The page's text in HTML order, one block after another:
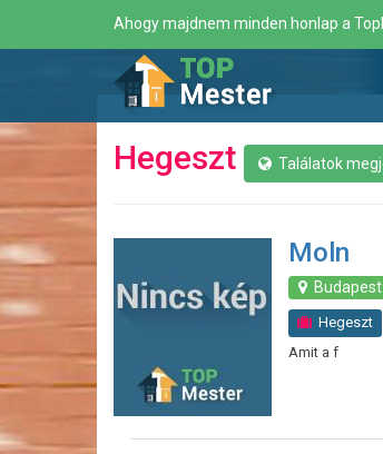
Ahogy majdnem minden honlap a
Hegeszt Találatok
Moln
Budapest
Hegeszt
Amit a f